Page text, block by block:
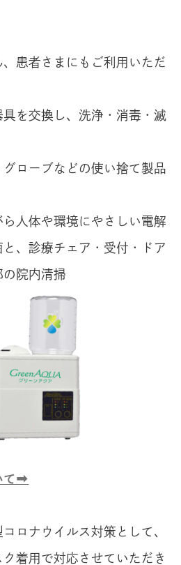
患者さまにもご利用いただ
を交換し、洗浄・消毒・滅
ローブなどの使い捨て製品
人体や環境にやさしい電解
、診療チェア・受付・ドア
の院内清掃
て➡
ロナウイルス対策として、
着用で対応させていただき